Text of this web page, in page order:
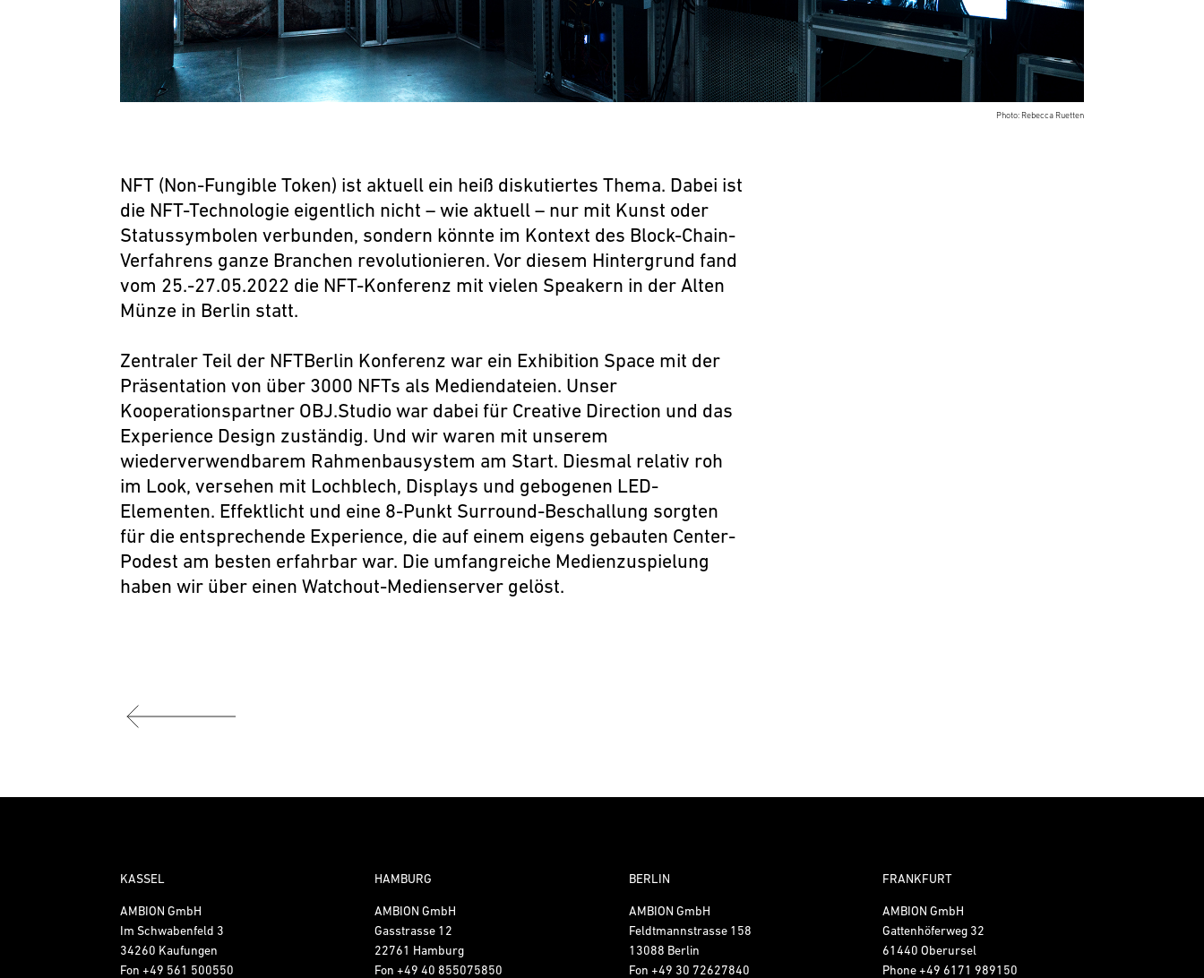
Photo: Rebecca Ruetten
NFT (Non-Fungible Token) ist aktuell ein heiß diskutiertes Thema. Dabei ist
die NFT-Technologie eigentlich nicht – wie aktuell – nur mit Kunst oder
Statussymbolen verbunden, sondern könnte im Kontext des Block-Chain-
Verfahrens ganze Branchen revolutionieren. Vor diesem Hintergrund fand
vom 25.-27.05.2022 die NFT-Konferenz mit vielen Speakern in der Alten
Münze in Berlin statt.
Zentraler Teil der NFTBerlin Konferenz war ein Exhibition Space mit der
Präsentation von über 3000 NFTs als Mediendateien. Unser
Kooperationspartner OBJ.Studio war dabei für Creative Direction und das
Experience Design zuständig. Und wir waren mit unserem
wiederverwendbarem Rahmenbausystem am Start. Diesmal relativ roh
im Look, versehen mit Lochblech, Displays und gebogenen LED-
Elementen. Effektlicht und eine 8-Punkt Surround-Beschallung sorgten
für die entsprechende Experience, die auf einem eigens gebauten Center-
Podest am besten erfahrbar war. Die umfangreiche Medienzuspielung
haben wir über einen Watchout-Medienserver gelöst.
KASSEL
AMBION GmbH
Im Schwabenfeld 3
34260 Kaufungen
Fon+49 561 500550
HAMBURG
AMBION GmbH
Gasstrasse 12
22761 Hamburg
Fon +49 40 855075850
BERLIN
AMBION GmbH
Feldtmannstrasse 158
13088 Berlin
Fon +49 30 72627840
FRANKFURT
AMBION GmbH
Gattenhöferweg 32
61440 Oberursel
Phone+49 6171 989150